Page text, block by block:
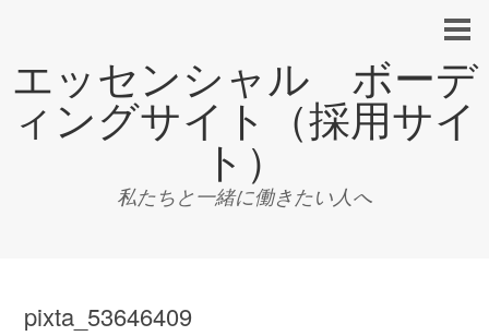
エッセンシャル ボーデ
ィングサイト（採用サイ
ト）
私たちと一緒に働きたい人へ
pixta_53646409